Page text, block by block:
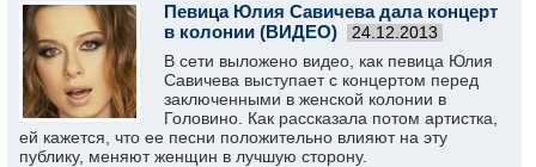
Певица Юлия Савичева дала концерт
в колонии (ВИДЕО)
24.12.2013
В сети выложено видео, как певица Юлия
Савичева выступает с концертом перед
заключенными в женской колонии в
Головино. Как рассказала потом артистка,
ей кажется, что ее песни положительно влияют на эту
публику, меняют женщин в лучшую сторону.